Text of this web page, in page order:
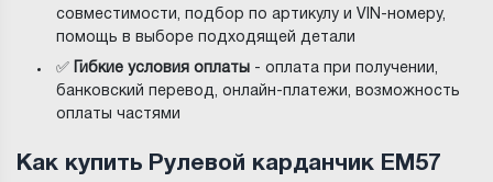
совместимости, подбор по артикулу и VIN-номеру,
помощь в выборе подходящей детали
✅ Гибкие условия оплаты - оплата при получении,
банковский перевод, онлайн-платежи, возможность
оплаты частями
Как купить Рулевой карданчик EM57